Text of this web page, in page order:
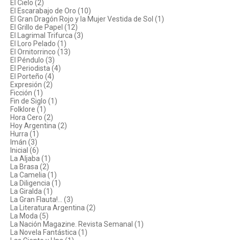
El Cielo (2)
El Escarabajo de Oro (10)
El Gran Dragón Rojo y la Mujer Vestida de Sol (1)
El Grillo de Papel (12)
El Lagrimal Trifurca (3)
El Loro Pelado (1)
El Ornitorrinco (13)
El Péndulo (3)
El Periodista (4)
El Porteño (4)
Expresión (2)
Ficción (1)
Fin de Siglo (1)
Folklore (1)
Hora Cero (2)
Hoy Argentina (2)
Hurra (1)
Imán (3)
Inicial (6)
La Aljaba (1)
La Brasa (2)
La Camelia (1)
La Diligencia (1)
La Giralda (1)
La Gran Flauta!... (3)
La Literatura Argentina (2)
La Moda (5)
La Nación Magazine. Revista Semanal (1)
La Novela Fantástica (1)